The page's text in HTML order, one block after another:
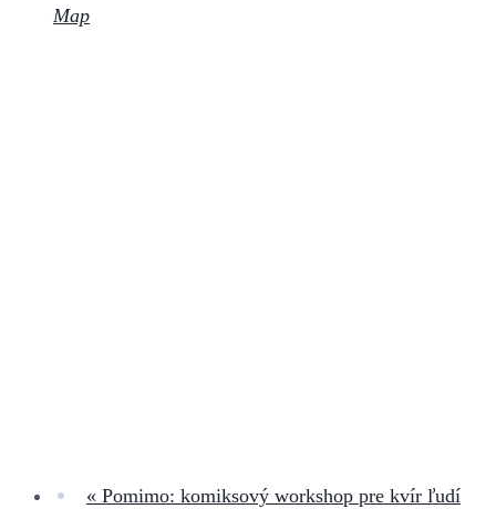
Map
« Pomimo: komiksový workshop pre kvír ľudí